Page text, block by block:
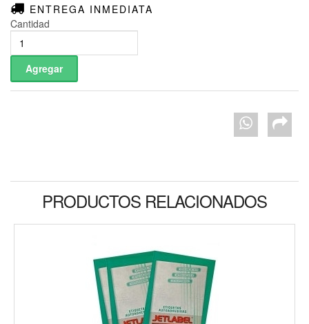
ENTREGA INMEDIATA
Cantidad
PRODUCTOS RELACIONADOS